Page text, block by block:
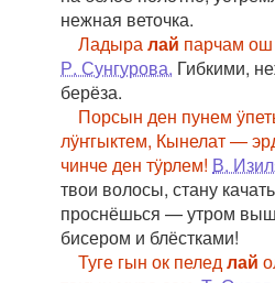
нежная веточка.
Ладыралай парчам ош
Р. Сунгурова. Гибкими,
берёза.
Порсын ден пунем
лӱҥгыктем, Кынелат —
чинче ден тӱрлем! В.
твои волосы, стану
проснёшься — утром
бисером и блёстками!
Туге гын ок пеледлай